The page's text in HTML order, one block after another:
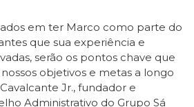
em ter Marco como parte do
que sua experiência e
serão os pontos chave que
objetivos e metas a longo
Jr., fundador e
Administrativo do Grupo Sá